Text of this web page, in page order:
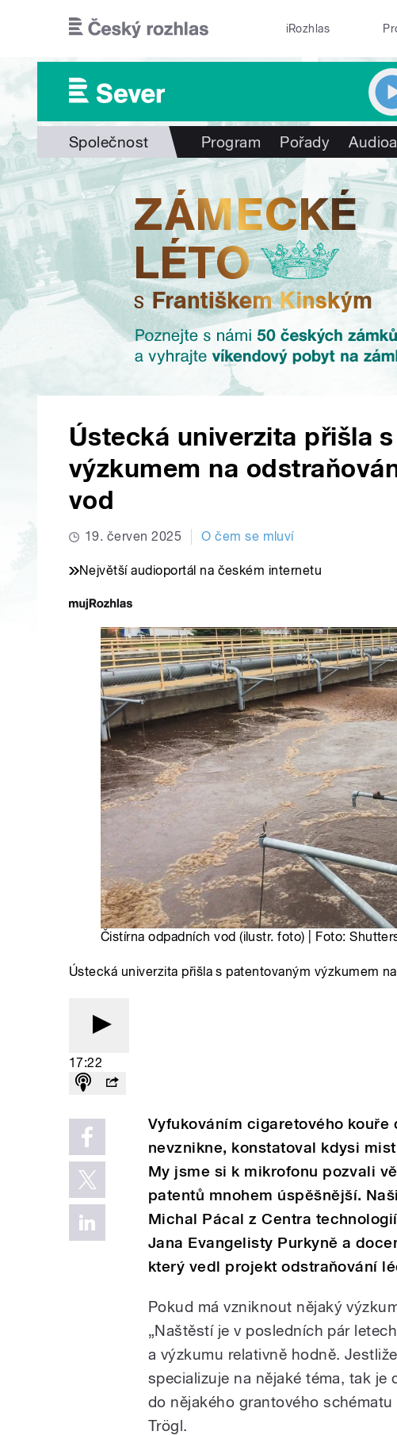
iRozhlas
Společnost Program Pořady
Ústecká univerzita přišla
výzkumem na
vod
19. červen 2025 O čem se mluví
Největší audioportál na českém internetu
Čistírna odpadních vod (ilustr. foto) | Foto:
Ústecká univerzita přišla s patentovaným výzkumem
17:22
Vyfukováním cigaretového
nevznikne, konstatoval kdysi
My jsme si k mikrofonu pozvali
patentů mnohem úspěšnější.
Michal Pácal z Centra
Jana Evangelisty Purkyně a
který vedl projekt odstraňování
Pokud má vzniknout nějaký
„Naštěstí je v posledních pár
a výzkumu relativně hodně.
specializuje na nějaké téma, tak
do nějakého grantového
Trögl.